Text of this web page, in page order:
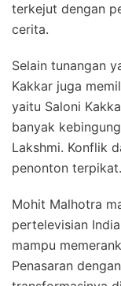
terkejut dengan
cerita.
Selain tunangan
Kakkar juga
yaitu Saloni
banyak
Lakshmi. Konflik
penonton terpikat.
Mohit Malhotra
pertelevisian
mampu
Penasaran